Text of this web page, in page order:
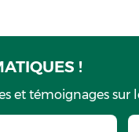
!
et témoignages